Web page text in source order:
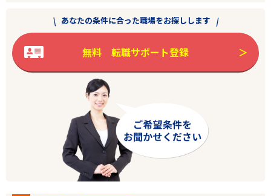
あなたの条件に合った職場をお探しします
無料 転職サポート登録